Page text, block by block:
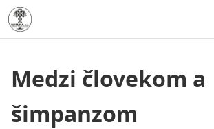
Medzi človekom a
šimpanzom